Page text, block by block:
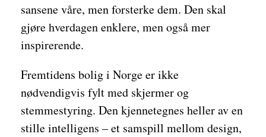
sansene våre, men forsterke dem. Den skal
gjøre hverdagen enklere, men også mer
inspirerende.
Fremtidens bolig i Norge er ikke
nødvendigvis fylt med skjermer og
stemmestyring. Den kjennetegnes heller av en
stille intelligens – et samspill mellom design,